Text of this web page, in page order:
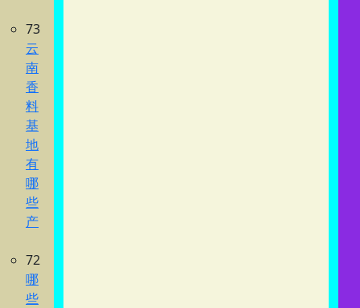
73
云
南
香
料
基
地
有
哪
些
产
72
哪
些